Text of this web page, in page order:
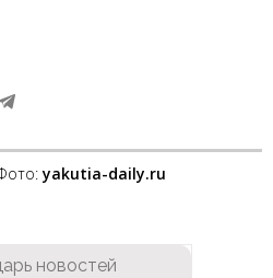
yakutia-daily.ru
новостей